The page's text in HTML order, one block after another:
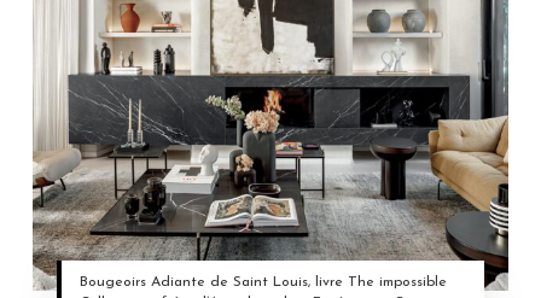
Bougeoirs Adiante de Saint Louis, livre The impossible